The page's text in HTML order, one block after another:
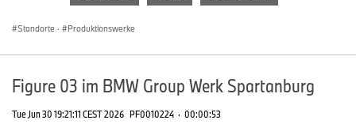
Standorte · Produktionswerke
Figure 03 im BMW Group Werk Spartanburg
Tue Jun 30 19:21:11 CEST 2026 PF0010224 · 00:00:53